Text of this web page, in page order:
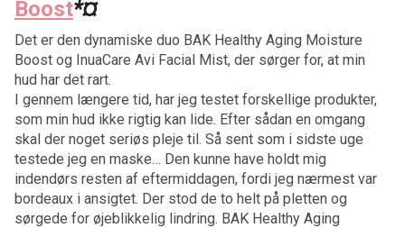
Boost*¤
Det er den dynamiske duo BAK Healthy Aging Moisture
Boost og InuaCare Avi Facial Mist, der sørger for, at min
hud har det rart.
I gennem længere tid, har jeg testet forskellige produkter,
som min hud ikke rigtig kan lide. Efter sådan en omgang
skal der noget seriøs pleje til. Så sent som i sidste uge
testede jeg en maske… Den kunne have holdt mig
indendørs resten af eftermiddagen, fordi jeg nærmest var
bordeaux i ansigtet. Der stod de to helt på pletten og
sørgede for øjeblikkelig lindring. BAK Healthy Aging